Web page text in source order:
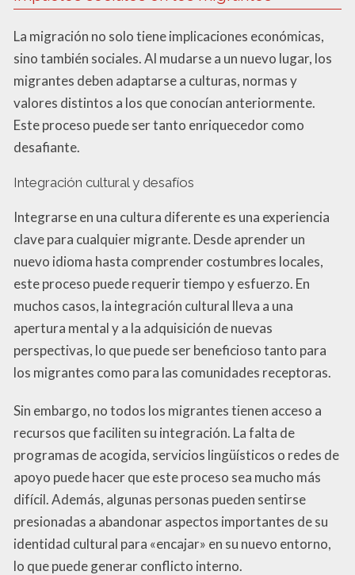
La migración no solo tiene implicaciones económicas,
sino también sociales. Al mudarse a un nuevo lugar, los
migrantes deben adaptarse a culturas, normas y
valores distintos a los que conocían anteriormente.
Este proceso puede ser tanto enriquecedor como
desafiante.
Integración cultural y desafíos
Integrarse en una cultura diferente es una experiencia
clave para cualquier migrante. Desde aprender un
nuevo idioma hasta comprender costumbres locales,
este proceso puede requerir tiempo y esfuerzo. En
muchos casos, la integración cultural lleva a una
apertura mental y a la adquisición de nuevas
perspectivas, lo que puede ser beneficioso tanto para
los migrantes como para las comunidades receptoras.
Sin embargo, no todos los migrantes tienen acceso a
recursos que faciliten su integración. La falta de
programas de acogida, servicios lingüísticos o redes de
apoyo puede hacer que este proceso sea mucho más
difícil. Además, algunas personas pueden sentirse
presionadas a abandonar aspectos importantes de su
identidad cultural para «encajar» en su nuevo entorno,
lo que puede generar conflicto interno.